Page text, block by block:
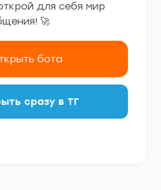
для себя мир
🚀
бота
сразу в ТГ